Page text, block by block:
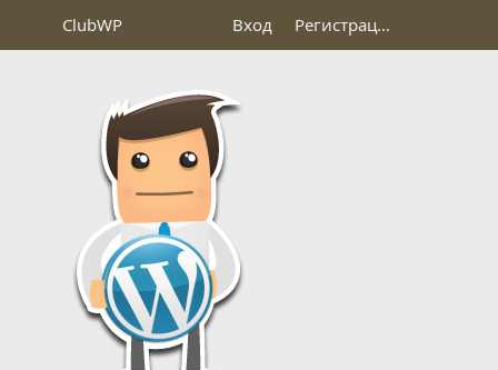
ClubWP Вход Регистрация